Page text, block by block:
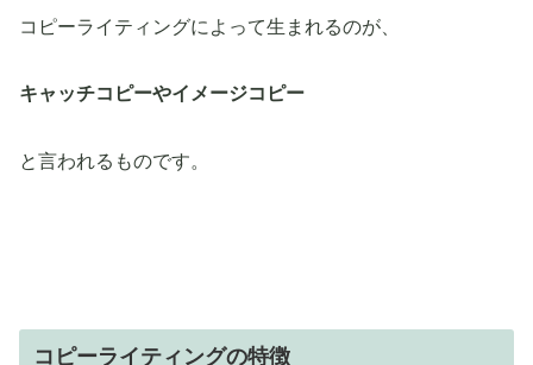
コピーライティングによって生まれるのが、
キャッチコピーやイメージコピー
と言われるものです。
コピーライティングの特徴